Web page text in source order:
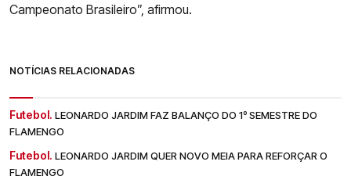
Campeonato Brasileiro”, afirmou.
NOTÍCIAS RELACIONADAS
Futebol. LEONARDO JARDIM FAZ BALANÇO DO 1º SEMESTRE DO
FLAMENGO
Futebol. LEONARDO JARDIM QUER NOVO MEIA PARA REFORÇAR O
FLAMENGO